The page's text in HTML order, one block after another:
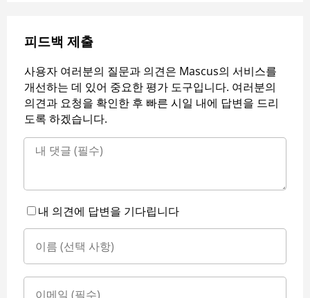
피드백 제출
사용자 여러분의 질문과 의견은 Mascus의 서비스를
개선하는 데 있어 중요한 평가 도구입니다. 여러분의
의견과 요청을 확인한 후 빠른 시일 내에 답변을 드리
도록 하겠습니다.
내 의견에 답변을 기다립니다